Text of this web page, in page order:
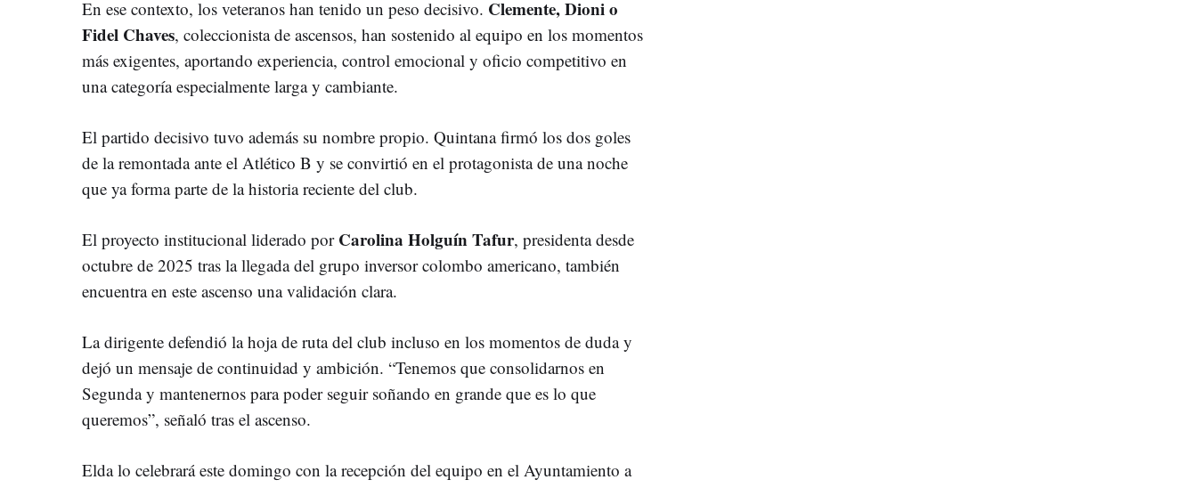
En ese contexto, los veteranos han tenido un peso decisivo. Clemente, Dioni o
Fidel Chaves, coleccionista de ascensos, han sostenido al equipo en los momentos
más exigentes, aportando experiencia, control emocional y oficio competitivo en
una categoría especialmente larga y cambiante.
El partido decisivo tuvo además su nombre propio. Quintana firmó los dos goles
de la remontada ante el Atlético B y se convirtió en el protagonista de una noche
que ya forma parte de la historia reciente del club.
El proyecto institucional liderado por Carolina Holguín Tafur, presidenta desde
octubre de 2025 tras la llegada del grupo inversor colombo americano, también
encuentra en este ascenso una validación clara.
La dirigente defendió la hoja de ruta del club incluso en los momentos de duda y
dejó un mensaje de continuidad y ambición. “Tenemos que consolidarnos en
Segunda y mantenernos para poder seguir soñando en grande que es lo que
queremos”, señaló tras el ascenso.
Elda lo celebrará este domingo con la recepción del equipo en el Ayuntamiento a